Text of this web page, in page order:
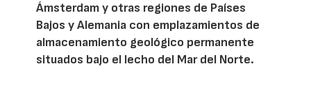
Ámsterdam y otras regiones de Países
Bajos y Alemania con emplazamientos de
almacenamiento geológico permanente
situados bajo el lecho del Mar del Norte.